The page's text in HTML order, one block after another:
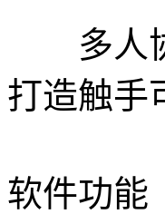
多人协
打造触手
软件功能